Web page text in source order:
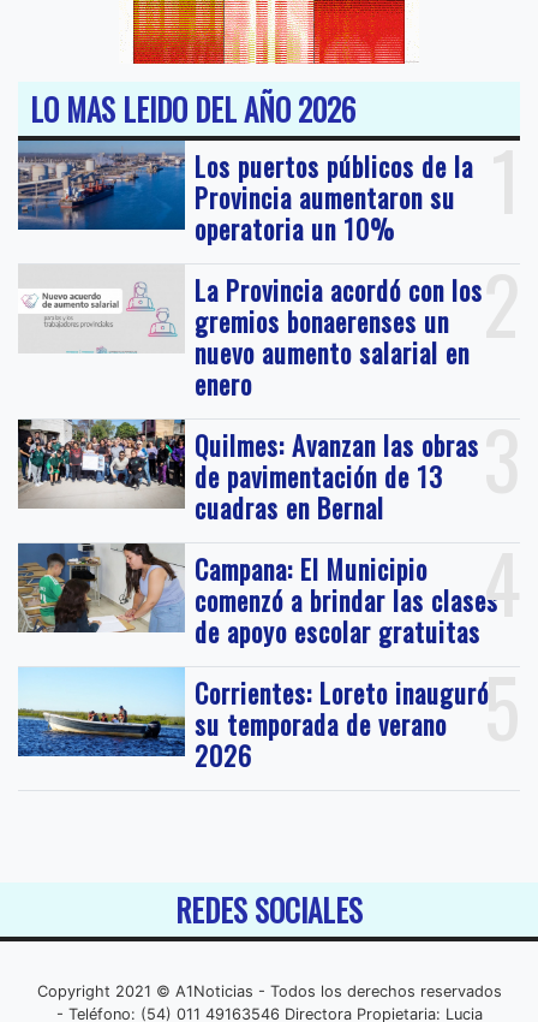
LO MAS LEIDO DEL AÑO 2026
1
Los puertos públicos de la
Provincia aumentaron su
operatoria un 10%
2
La Provincia acordó con los
gremios bonaerenses un
nuevo aumento salarial en
enero
3
Quilmes: Avanzan las obras
de pavimentación de 13
cuadras en Bernal
4
Campana: El Municipio
comenzó a brindar las clases
de apoyo escolar gratuitas
5
Corrientes: Loreto inauguró
su temporada de verano
2026
REDES SOCIALES
Copyright 2021 © A1Noticias - Todos los derechos reservados
- Teléfono: (54) 011 49163546 Directora Propietaria: Lucia